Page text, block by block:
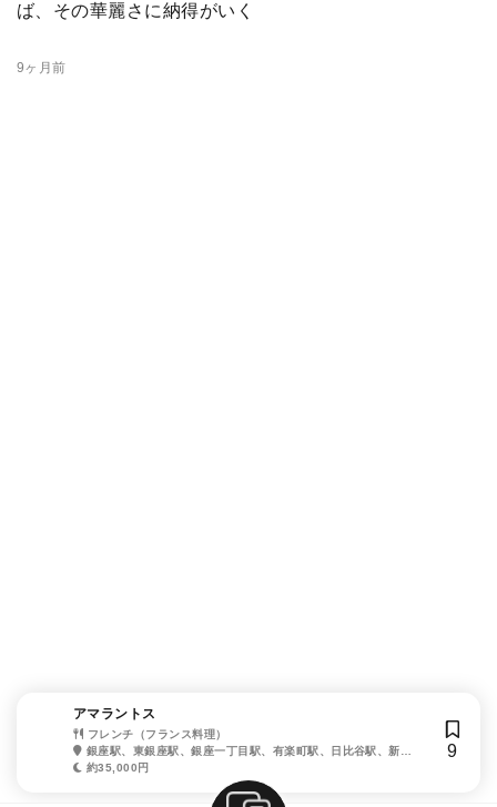
ば、その華麗さに納得がいく
9ヶ月前
アマラントス
フレンチ（フランス料理）
銀座駅、東銀座駅、銀座一丁目駅、有楽町駅、日比谷駅、新橋
駅 約35,000円
9